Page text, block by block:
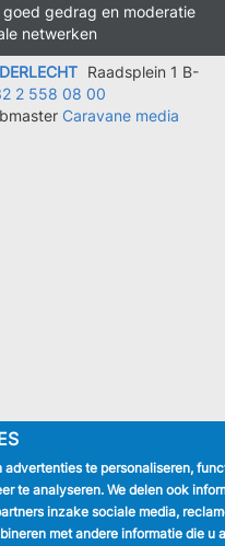
goed gedrag en moderatie
netwerken
Raadsplein 1 B-
2 558 08 00
Caravane media
te personaliseren,
te analyseren. We delen ook
inzake sociale media,
met andere informatie die u